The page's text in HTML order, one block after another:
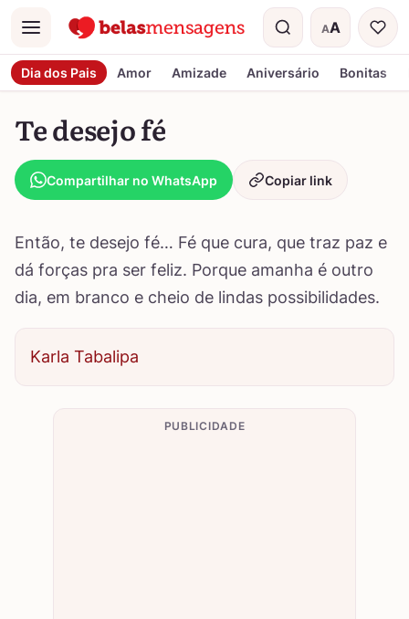
Menu AA
Tamanho do
Dia dos Pais Amor Amizade Aniversário Bonitas
Te desejo fé
Compartilhar no WhatsApp Copiar link
Então, te desejo fé… Fé que cura, que traz paz e
dá forças pra ser feliz. Porque amanha é outro
dia, em branco e cheio de lindas possibilidades.
Karla Tabalipa
PUBLICIDADE